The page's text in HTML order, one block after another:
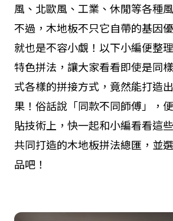
風、北歐風、工業、休閒等各種
不過，木地板不只它自帶的基因
就也是不容小覷！以下小編便整
特色拼法，讓大家看看即使是同
式各樣的拼接方式，竟然能打造
果！俗話說「同款不同師傅」，
貼技術上，快一起和小編看看這
共同打造的木地板拼法總匯，並
品吧！